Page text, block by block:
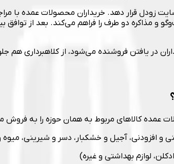
زودل قرار دهد. خریداران محصولات عمده با
و مذاکره دو طرف را فراهم می‌کند. بعد از توافق
در یافتن فروشنده می‌شود، از کلاهبرداری هم
عمده کالاهای مربوط به همان حوزه را به
و افزودنی، آجیل و خشکبار، دسر و شیرینی،
لوازم بهداشتی و غیره)